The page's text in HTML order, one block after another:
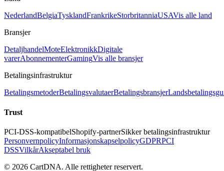
NederlandBelgiaTysklandFrankrikeStorbritanniaUSAVis alle land
Bransjer
DetaljhandelMoteElektronikkDigitale
varerAbonnementerGamingVis alle bransjer
Betalingsinfrastruktur
BetalingsmetoderBetalingsvalutaerBetalingsbransjer
Trust
PCI-DSS-kompatibelShopify-partnerSikker betalingsinfrastruktur
PersonvernpolicyInformasjonskapselpolicyGDPRPCI
DSSVilkårAkseptabel bruk
© 2026 CartDNA. Alle rettigheter reservert.